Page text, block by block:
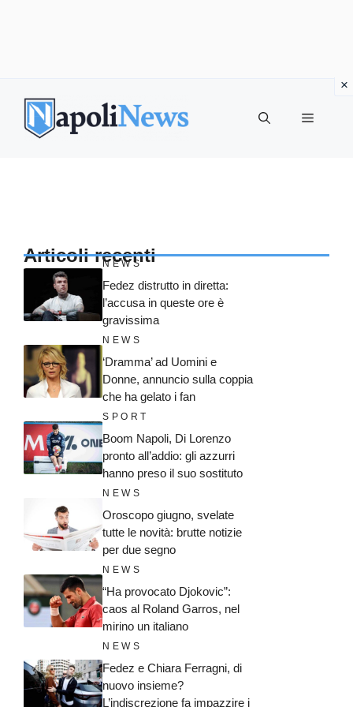
contenuto
MENU
Articoli recenti
NEWS
Fedez distrutto in diretta:
l’accusa in queste ore è
gravissima
NEWS
‘Dramma’ ad Uomini e
Donne, annuncio sulla coppia
che ha gelato i fan
SPORT
Boom Napoli, Di Lorenzo
pronto all’addio: gli azzurri
hanno preso il suo sostituto
NEWS
Oroscopo giugno, svelate
tutte le novità: brutte notizie
per due segno
NEWS
“Ha provocato Djokovic”:
caos al Roland Garros, nel
mirino un italiano
NEWS
Fedez e Chiara Ferragni, di
nuovo insieme?
L’indiscrezione fa impazzire i